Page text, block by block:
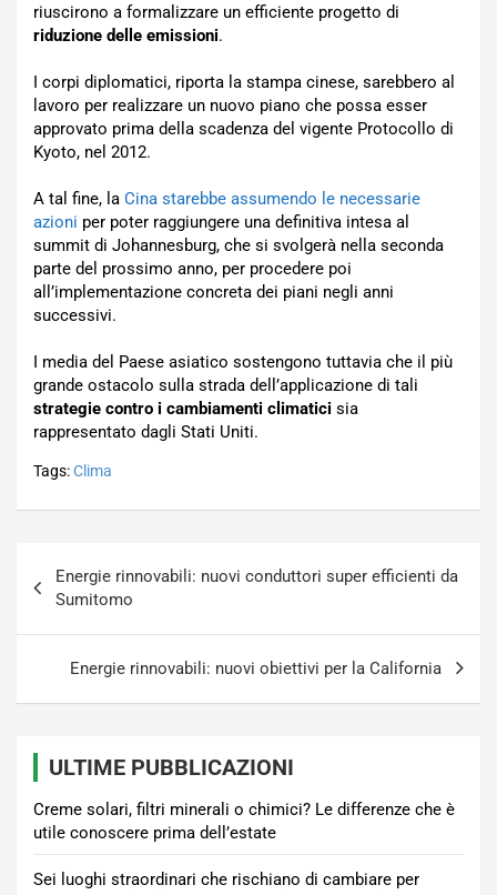
riuscirono a formalizzare un efficiente progetto di
riduzione delle emissioni.
I corpi diplomatici, riporta la stampa cinese, sarebbero al
lavoro per realizzare un nuovo piano che possa esser
approvato prima della scadenza del vigente Protocollo di
Kyoto, nel 2012.
A tal fine, la Cina starebbe assumendo le necessarie
azioni per poter raggiungere una definitiva intesa al
summit di Johannesburg, che si svolgerà nella seconda
parte del prossimo anno, per procedere poi
all’implementazione concreta dei piani negli anni
successivi.
I media del Paese asiatico sostengono tuttavia che il più
grande ostacolo sulla strada dell’applicazione di tali
strategie contro i cambiamenti climatici sia
rappresentato dagli Stati Uniti.
Tags:Clima
articoli
Energie rinnovabili: nuovi conduttori super efficienti da
Sumitomo
Energie rinnovabili: nuovi obiettivi per la California
ULTIME PUBBLICAZIONI
Creme solari, filtri minerali o chimici? Le differenze che è
utile conoscere prima dell’estate
Sei luoghi straordinari che rischiano di cambiare per